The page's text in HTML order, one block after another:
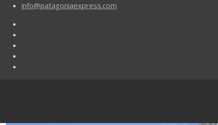
info@patagoniaexpress.com